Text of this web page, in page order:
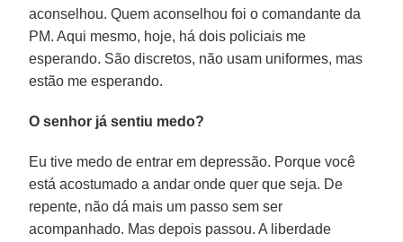
aconselhou. Quem aconselhou foi o comandante da
PM. Aqui mesmo, hoje, há dois policiais me
esperando. São discretos, não usam uniformes, mas
estão me esperando.
O senhor já sentiu medo?
Eu tive medo de entrar em depressão. Porque você
está acostumado a andar onde quer que seja. De
repente, não dá mais um passo sem ser
acompanhado. Mas depois passou. A liberdade